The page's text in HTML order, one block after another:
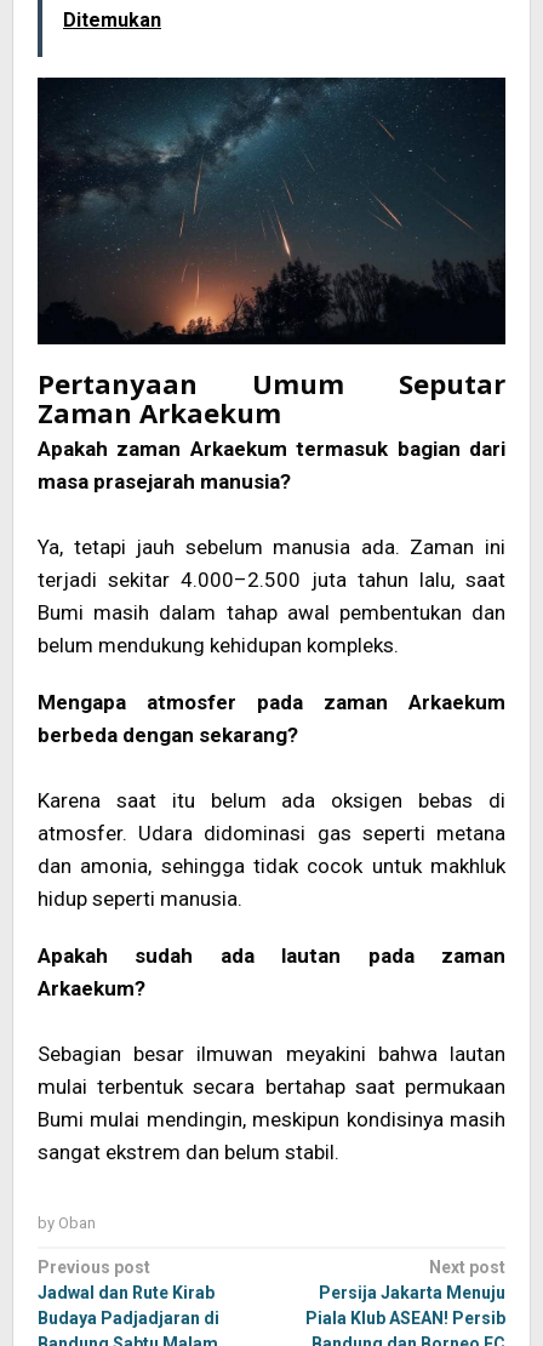
Ditemukan
Pertanyaan Umum Seputar
Zaman Arkaekum
Apakah zaman Arkaekum termasuk bagian dari
masa prasejarah manusia?
Ya, tetapi jauh sebelum manusia ada. Zaman ini
terjadi sekitar 4.000–2.500 juta tahun lalu, saat
Bumi masih dalam tahap awal pembentukan dan
belum mendukung kehidupan kompleks.
Mengapa atmosfer pada zaman Arkaekum
berbeda dengan sekarang?
Karena saat itu belum ada oksigen bebas di
atmosfer. Udara didominasi gas seperti metana
dan amonia, sehingga tidak cocok untuk makhluk
hidup seperti manusia.
Apakah sudah ada lautan pada zaman
Arkaekum?
Sebagian besar ilmuwan meyakini bahwa lautan
mulai terbentuk secara bertahap saat permukaan
Bumi mulai mendingin, meskipun kondisinya masih
sangat ekstrem dan belum stabil.
by Oban
Post
navigation
Previous post
Jadwal dan Rute Kirab
Budaya Padjadjaran di
Next post
Persija Jakarta Menuju
Piala Klub ASEAN! Persib